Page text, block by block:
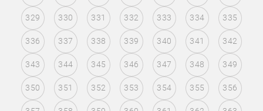
329 330 331 332 333 334 335
336 337 338 339 340 341 342
343 344 345 346 347 348 349
350 351 352 353 354 355 356